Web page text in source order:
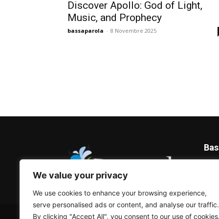
We value your privacy
We use cookies to enhance your browsing experience,
serve personalised ads or content, and analyse our traffic.
By clicking "Accept All", you consent to our use of cookies.
Discover Apollo: God of Light,
Music, and Prophecy
bassaparola - 8 Novembre 2025
© Bassaparola.it 2015-2025